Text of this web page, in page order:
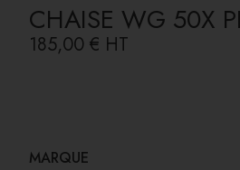
CHAISE WG 50X
185,00 € HT
MARQUE